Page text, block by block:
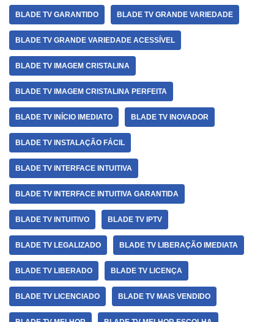
BLADE TV GARANTIDO BLADE TV GRANDE VARIEDADE
BLADE TV GRANDE VARIEDADE ACESSÍVEL
BLADE TV IMAGEM CRISTALINA
BLADE TV IMAGEM CRISTALINA PERFEITA
BLADE TV INÍCIO IMEDIATO BLADE TV INOVADOR
BLADE TV INSTALAÇÃO FÁCIL
BLADE TV INTERFACE INTUITIVA
BLADE TV INTERFACE INTUITIVA GARANTIDA
BLADE TV INTUITIVO BLADE TV IPTV
BLADE TV LEGALIZADO BLADE TV LIBERAÇÃO IMEDIATA
BLADE TV LIBERADO BLADE TV LICENÇA
BLADE TV LICENCIADO BLADE TV MAIS VENDIDO